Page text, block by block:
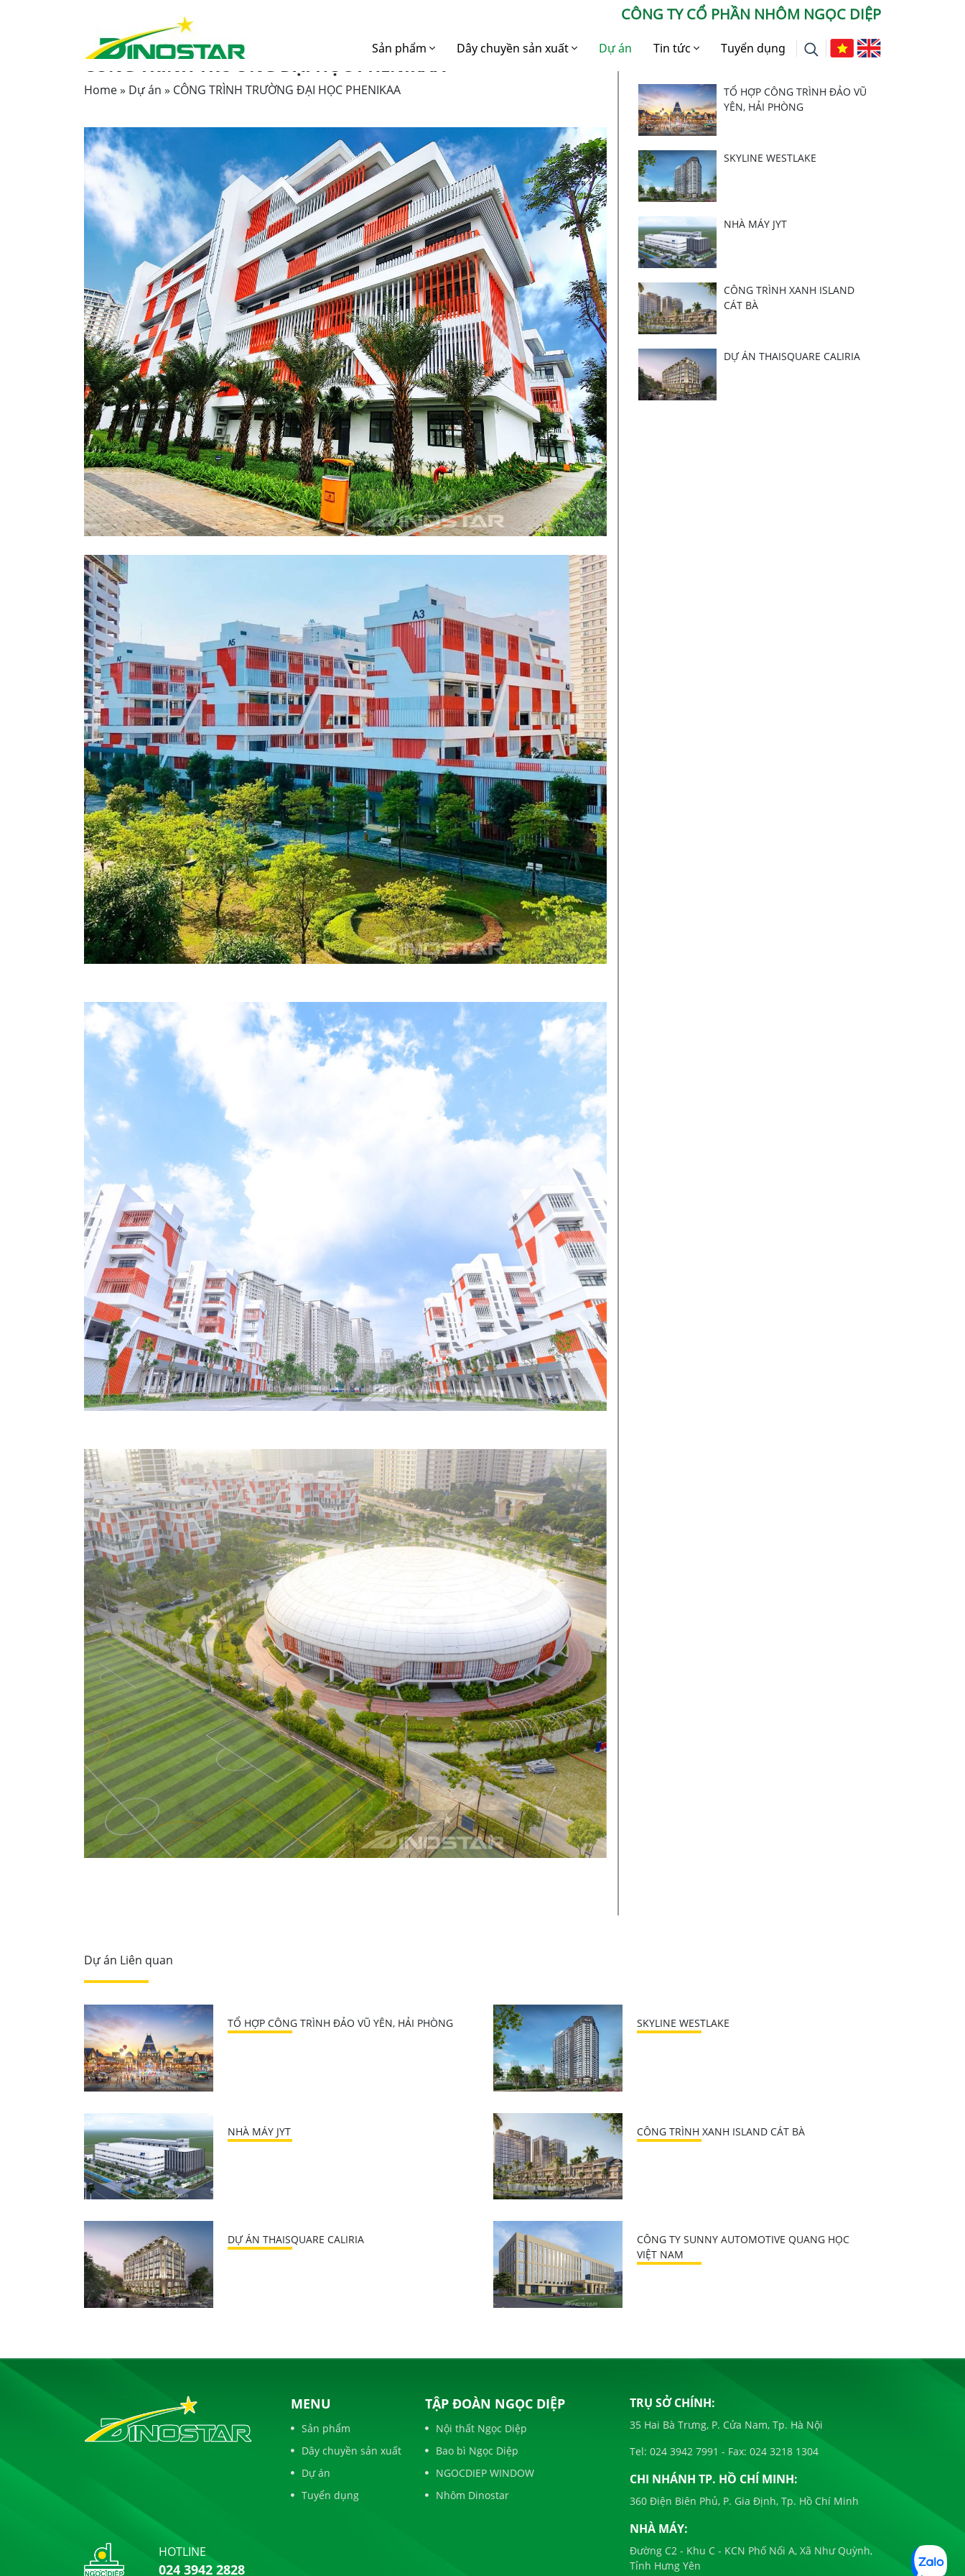
CÔNG TY CỔ PHẦN NHÔM NGỌC DIỆP
Sản phẩm
Nhôm Xây dựng
Nhôm Billet
Dây chuyền sản xuất
Dây chuyền sản xuất
Nhôm Billet
Dây chuyền sản xuất
nhôm công nghiệp
Dự án Tin tức
Tin tức Công ty
Báo chí nói về chúng tôi
Tư vấn
Tuyển dụng
DỰ ÁN |05-06-2024
CÔNG TRÌNH TRƯỜNG ĐẠI HỌC PHENIKAA
Home» Dự án » CÔNG TRÌNH TRƯỜNG ĐẠI HỌC PHENIKAA
TỔ HỢP CÔNG TRÌNH ĐẢO VŨ
YÊN, HẢI PHÒNG
SKYLINE WESTLAKE
NHÀ MÁY JYT
CÔNG TRÌNH XANH ISLAND
CÁT BÀ
DỰ ÁN THAISQUARE CALIRIA
Dự án Liên quan
TỔ HỢP CÔNG TRÌNH ĐẢO VŨ YÊN, HẢI PHÒNG SKYLINE WESTLAKE
NHÀ MÁY JYT CÔNG TRÌNH XANH ISLAND CÁT BÀ
DỰ ÁN THAISQUARE CALIRIA
CÔNG TY SUNNY AUTOMOTIVE QUANG HỌC
VIỆT NAM
HOTLINE
024 3942 2828
MENU
Sản phẩm
Dây chuyền sản xuất
Dự án
Tuyển dụng
TẬP ĐOÀN NGỌC DIỆP
Nội thất Ngọc Diệp
Bao bì Ngọc Diệp
NGOCDIEP WINDOW
Nhôm Dinostar
TRỤ SỞ CHÍNH:
35 Hai Bà Trưng, P. Cửa Nam, Tp. Hà Nội
Tel: 024 3942 7991 - Fax: 024 3218 1304
CHI NHÁNH TP. HỒ CHÍ MINH:
360 Điện Biên Phủ, P. Gia Định, Tp. Hồ Chí Minh
NHÀ MÁY:
Đường C2 - Khu C - KCN Phố Nối A, Xã Như Quỳnh,
Tỉnh Hưng Yên